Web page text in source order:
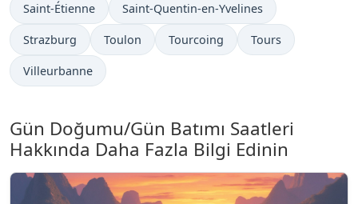
Saint-Étienne Saint-Quentin-en-Yvelines
Strazburg Toulon Tourcoing Tours
Villeurbanne
Gün Doğumu/Gün Batımı Saatleri
Hakkında Daha Fazla Bilgi Edinin